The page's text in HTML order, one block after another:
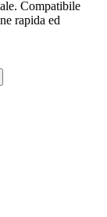
Compatibile
rapida ed